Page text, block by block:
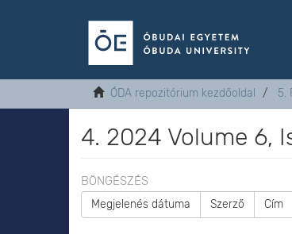
ÓDA repozitórium kezdőoldal 5.
4. 2024 Volume 6,
BÖNGÉSZÉS
Megjelenés dátuma Szerző Cím